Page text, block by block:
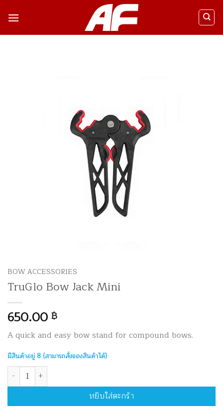
BOW ACCESSORIES
TruGlo Bow Jack Mini
650.00 ฿
A quick and easy bow stand for compound bows.
มีสินค้าอยู่ 8 (สามารถสั่งจองสินค้าได้)
จำนวน TruGlo Bow Jack Mini ชิ้น
หยิบใส่ตะกร้า